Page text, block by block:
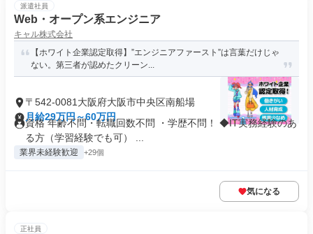
派遣社員
Web・オープン系エンジニア
キャル株式会社
【ホワイト企業認定取得】”エンジニアファースト”は言葉だけじゃ
ない。第三者が認めたクリーン...
〒542-0081大阪府大阪市中央区南船場
月給29万円～60万円
資格 年齢不問・転職回数不問 ・学歴不問！ ◆IT実務経験のあ
る方（学習経験でも可） ...
業界未経験歓迎 +29個
気になる
正社員